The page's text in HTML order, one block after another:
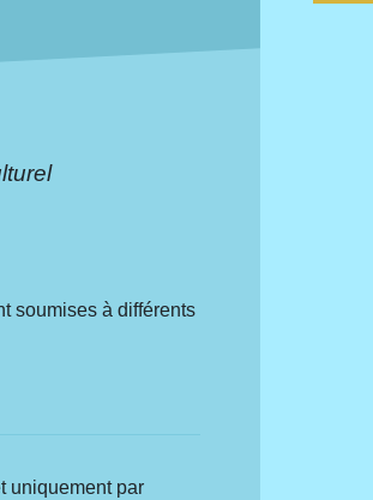
soumises à différents
uniquement par